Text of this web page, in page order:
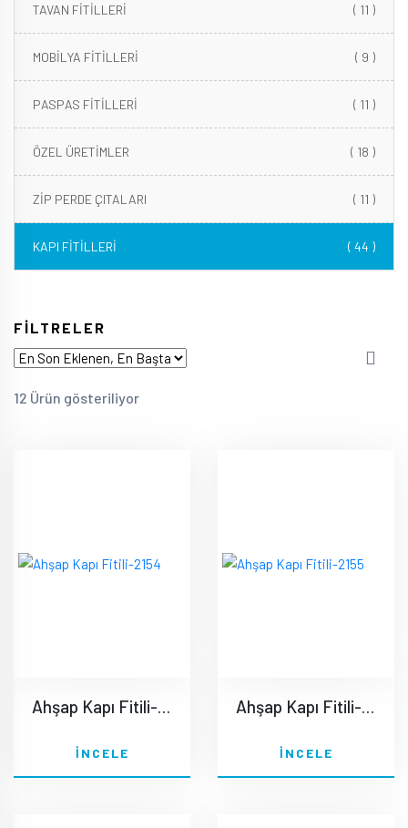
TAVAN FİTİLLERİ ( 11 )
MOBİLYA FİTİLLERİ ( 9 )
PASPAS FİTİLLERİ ( 11 )
ÖZEL ÜRETİMLER ( 18 )
ZİP PERDE ÇITALARI ( 11 )
KAPI FİTİLLERİ ( 44 )
FİLTRELER
12 Ürün gösteriliyor
Ahşap Kapı Fitili-2154
İNCELE
Ahşap Kapı Fitili-2155
İNCELE